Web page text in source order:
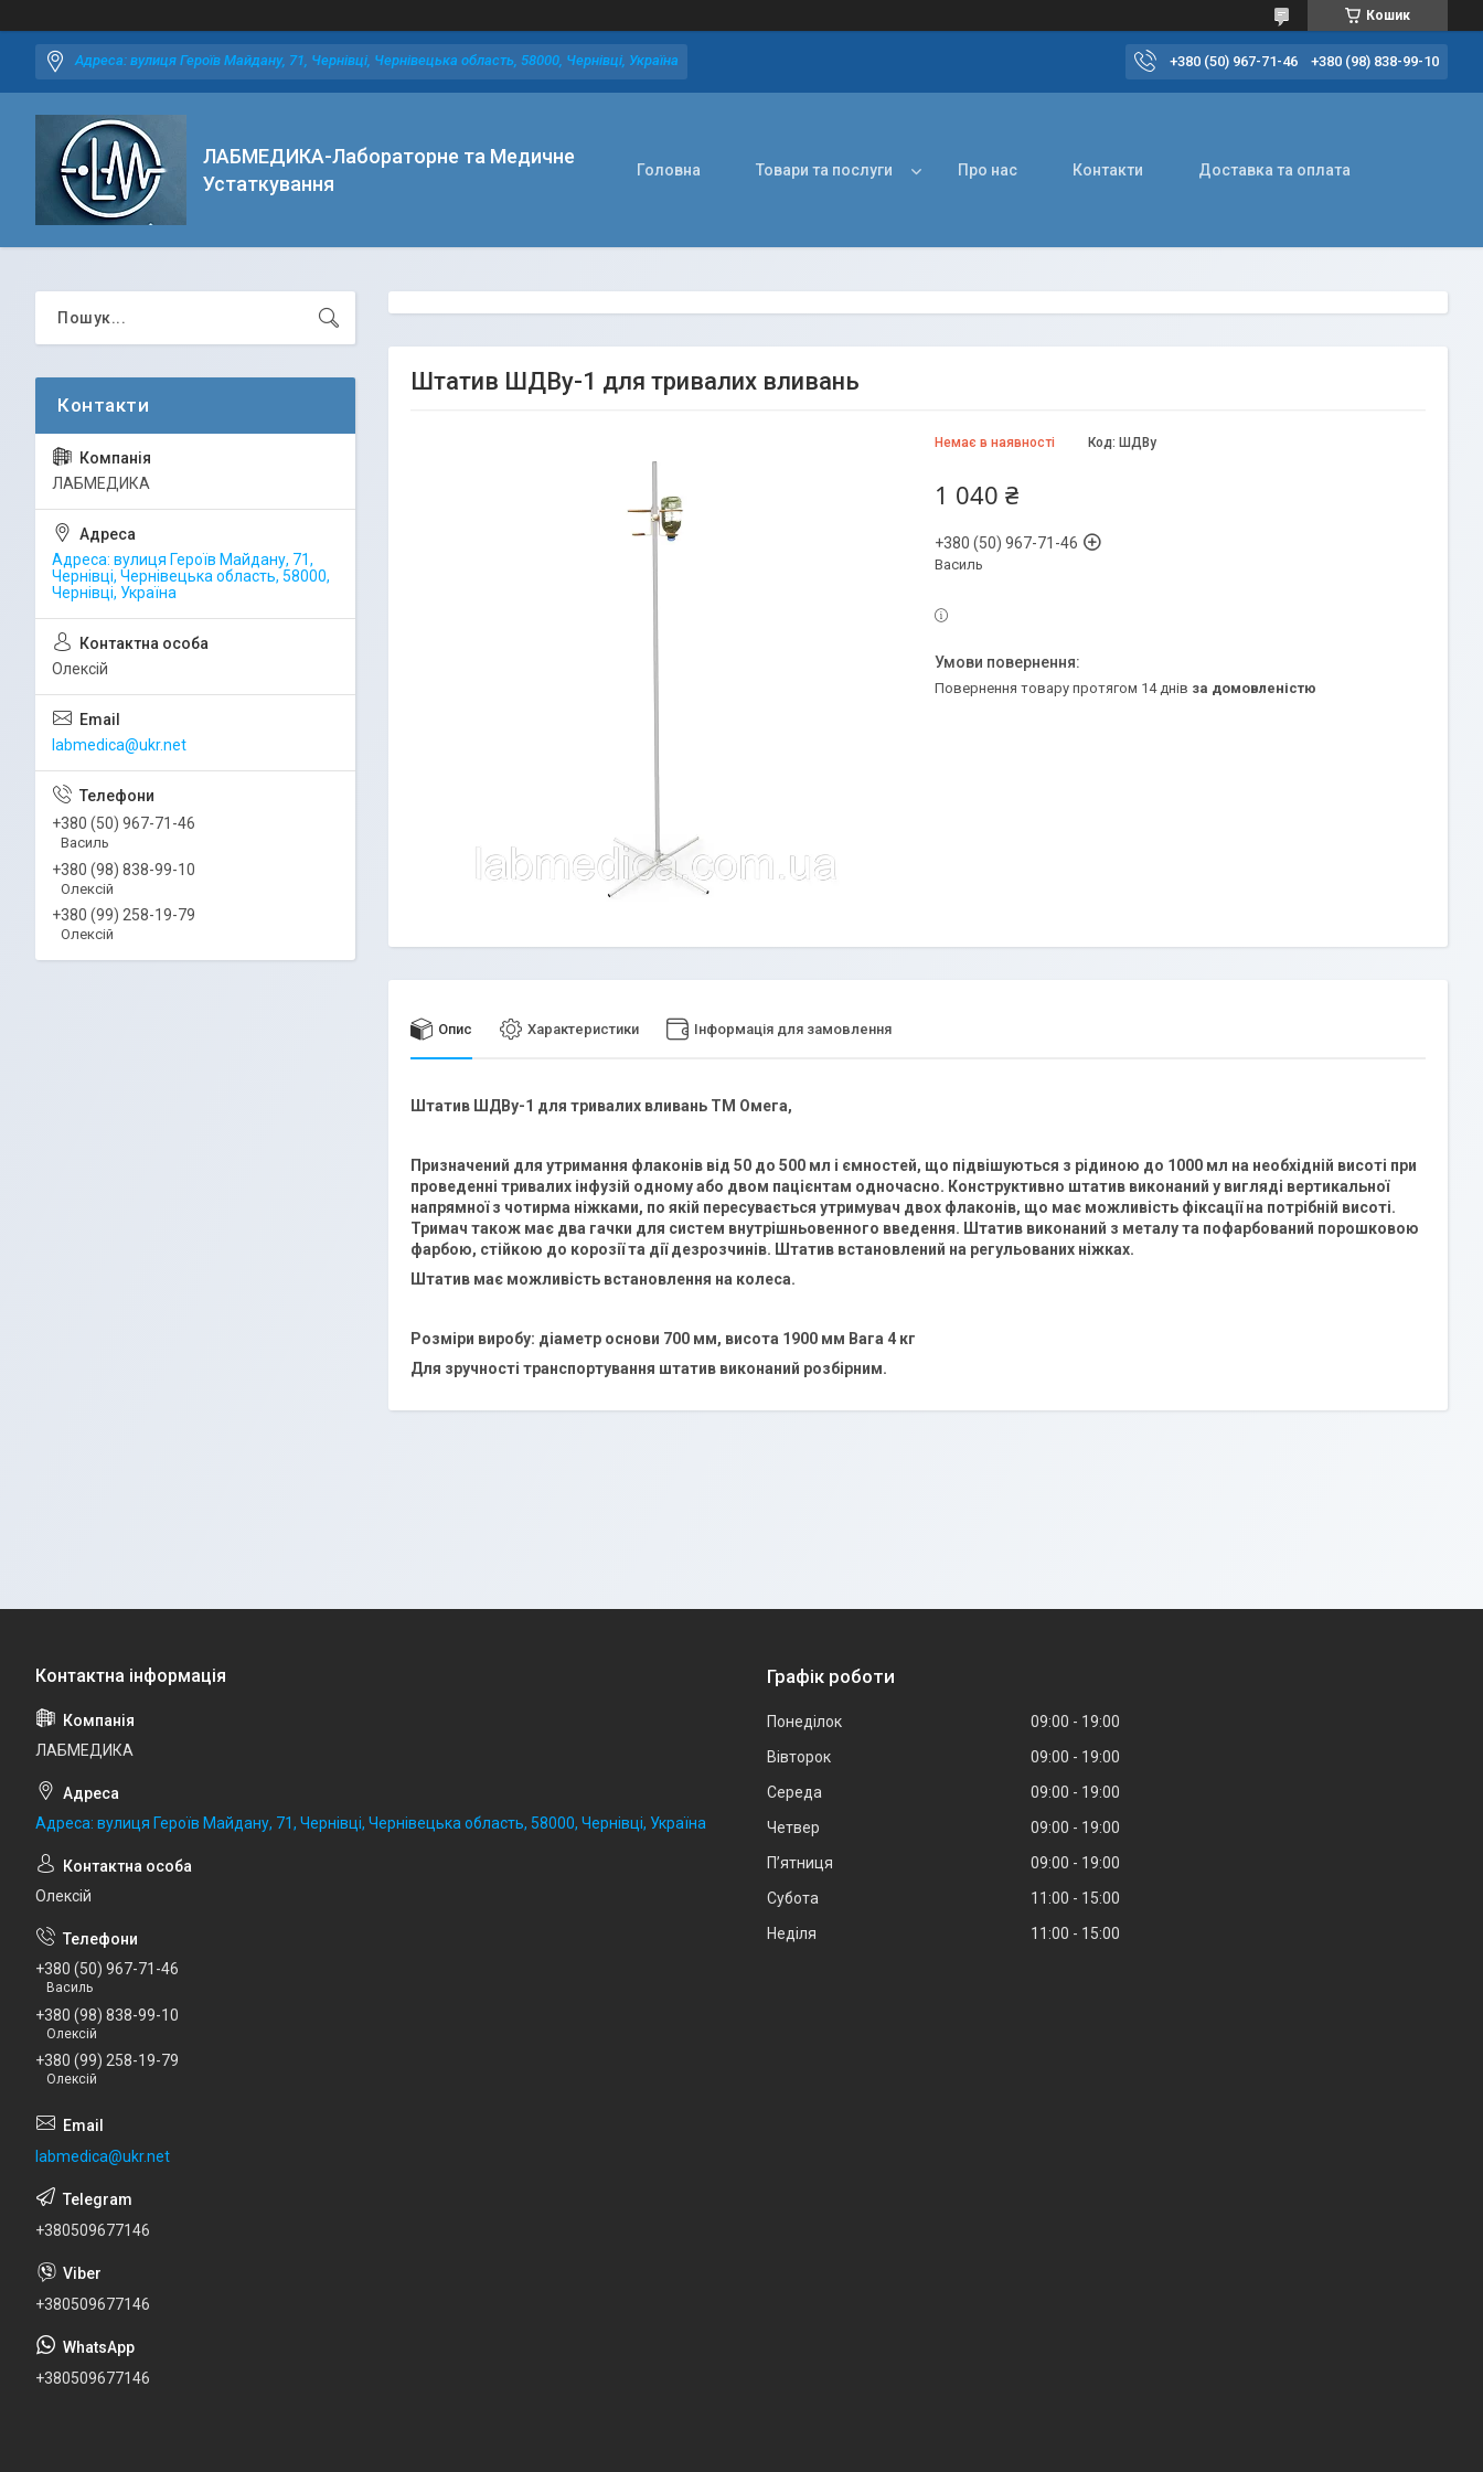
Кошик
Адреса: вулиця Героїв Майдану, 71, Чернівці, Чернівецька область, 58000, Чернівці, Україна +380 (50) 967-71-46 +380 (98) 838-99-10
ЛАБМЕДИКА-Лабораторне та Медичне
Устаткування
Головна Товари та послуги Про нас Контакти Доставка та оплата
Штатив ШДВу-1 для тривалих вливань
Немає в наявності Код: ШДВу
1 040 ₴
+380 (50) 967-71-46
Василь
повернення товару протягом 14 днів за домовленістю
Опис Характеристики Інформація для замовлення
Штатив ШДВу-1 для тривалих вливань ТМ Омега,
Призначений для утримання флаконів від 50 до 500 мл і ємностей, що підвішуються з рідиною до 1000 мл на необхідній висоті при
проведенні тривалих інфузій одному або двом пацієнтам одночасно. Конструктивно штатив виконаний у вигляді вертикальної
напрямної з чотирма ніжками, по якій пересувається утримувач двох флаконів, що має можливість фіксації на потрібній висоті.
Тримач також має два гачки для систем внутрішньовенного введення. Штатив виконаний з металу та пофарбований порошковою
фарбою, стійкою до корозії та дії дезрозчинів. Штатив встановлений на регульованих ніжках.
Штатив має можливість встановлення на колеса.
Розміри виробу: діаметр основи 700 мм, висота 1900 мм Вага 4 кг
Для зручності транспортування штатив виконаний розбірним.
ЛАБМЕДИКА
Адреса: вулиця Героїв Майдану, 71,
Чернівці, Чернівецька область, 58000,
Чернівці, Україна
Олексій
labmedica@ukr.net
+380 (50) 967-71-46
Василь
+380 (98) 838-99-10
Олексій
+380 (99) 258-19-79
Олексій
ЛАБМЕДИКА
Адреса: вулиця Героїв Майдану, 71, Чернівці, Чернівецька область, 58000, Чернівці, Україна
Олексій
+380 (50) 967-71-46
Василь
+380 (98) 838-99-10
Олексій
+380 (99) 258-19-79
Олексій
labmedica@ukr.net
+380509677146
+380509677146
+380509677146
Графік роботи
Понеділок 09:00
19:00
Вівторок
09:00
19:00
Середа
09:00
19:00
Четвер
09:00
19:00
Пʼятниця
09:00
19:00
Субота
11:00
15:00
Неділя
11:00 15:00